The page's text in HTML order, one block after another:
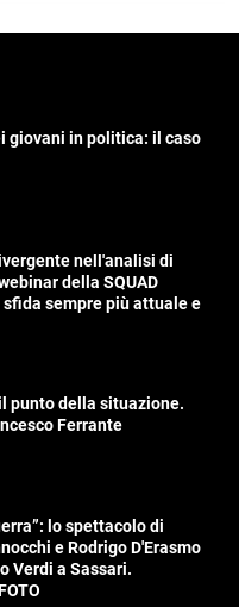
giovani in politica: il caso
nell'analisi di
della SQUAD
sfida sempre più attuale e
punto della situazione.
Ferrante
lo spettacolo di
e Rodrigo D'Erasmo
Verdi a Sassari.